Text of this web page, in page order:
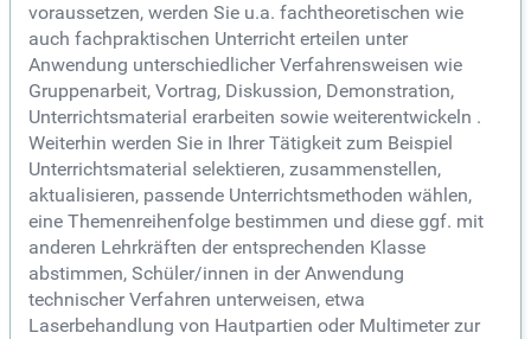
voraussetzen, werden Sie u.a. fachtheoretischen wie
auch fachpraktischen Unterricht erteilen unter
Anwendung unterschiedlicher Verfahrensweisen wie
Gruppenarbeit, Vortrag, Diskussion, Demonstration,
Unterrichtsmaterial erarbeiten sowie weiterentwickeln .
Weiterhin werden Sie in Ihrer Tätigkeit zum Beispiel
Unterrichtsmaterial selektieren, zusammenstellen,
aktualisieren, passende Unterrichtsmethoden wählen,
eine Themenreihenfolge bestimmen und diese ggf. mit
anderen Lehrkräften der entsprechenden Klasse
abstimmen, Schüler/innen in der Anwendung
technischer Verfahren unterweisen, etwa
Laserbehandlung von Hautpartien oder Multimeter zur